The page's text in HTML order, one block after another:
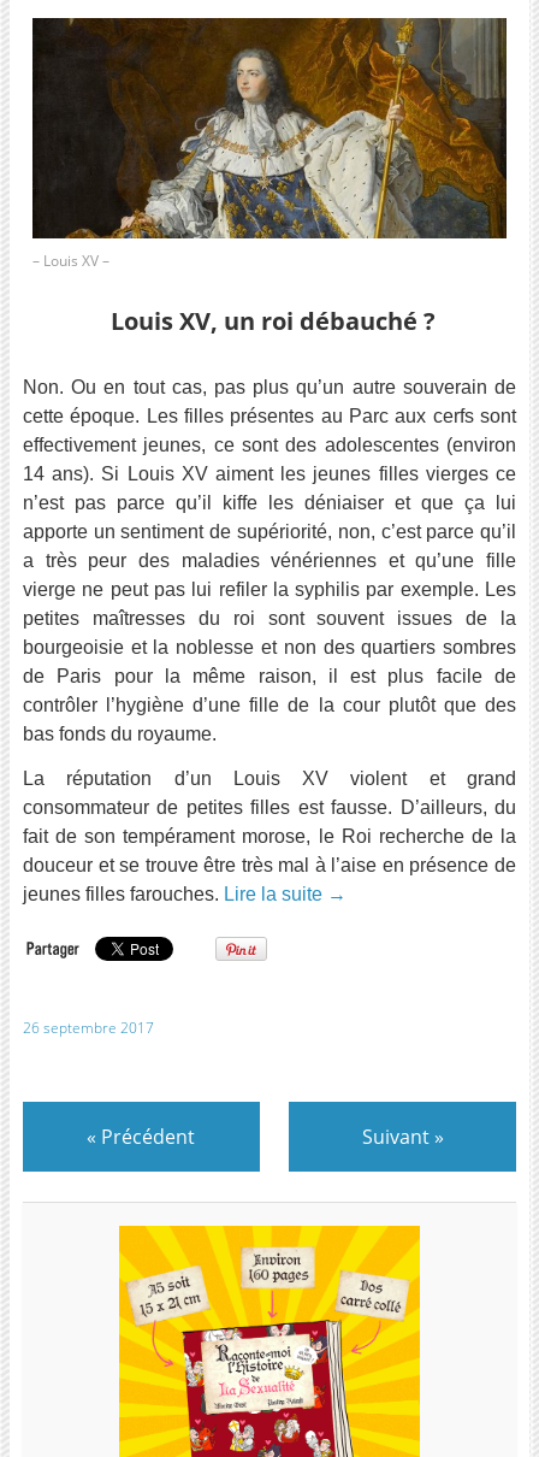
– Louis XV –
Louis XV, un roi débauché ?
Non. Ou en tout cas, pas plus qu’un autre souverain de
cette époque. Les filles présentes au Parc aux cerfs sont
effectivement jeunes, ce sont des adolescentes (environ
14 ans). Si Louis XV aiment les jeunes filles vierges ce
n’est pas parce qu’il kiffe les déniaiser et que ça lui
apporte un sentiment de supériorité, non, c’est parce qu’il
a très peur des maladies vénériennes et qu’une fille
vierge ne peut pas lui refiler la syphilis par exemple. Les
petites maîtresses du roi sont souvent issues de la
bourgeoisie et la noblesse et non des quartiers sombres
de Paris pour la même raison, il est plus facile de
contrôler l’hygiène d’une fille de la cour plutôt que des
bas fonds du royaume.
La réputation d’un Louis XV violent et grand
consommateur de petites filles est fausse. D’ailleurs, du
fait de son tempérament morose, le Roi recherche de la
douceur et se trouve être très mal à l’aise en présence de
jeunes filles farouches. Lire la suite →
26 septembre 2017
« Précédent Suivant»